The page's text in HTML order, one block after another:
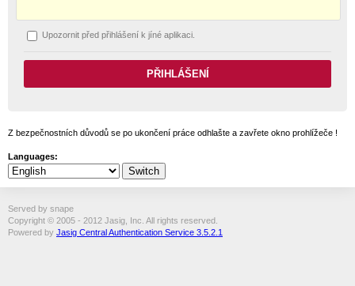
Upozornit před přihlášení k jíné aplikaci.
Z bezpečnostních důvodů se po ukončení práce odhlašte a zavřete okno prohlížeče !
Languages:
Served by snape
Copyright © 2005 - 2012 Jasig, Inc. All rights reserved.
Powered by Jasig Central Authentication Service 3.5.2.1